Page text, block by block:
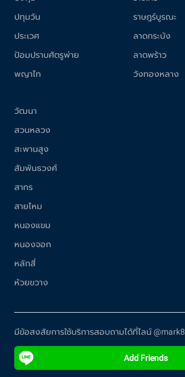
ปทุมวัน
ประเวศ
ป้อมปราบศัตรูพ่าย
พญาไท
ราษฎร์บูรณะ
ลาดกระบัง
ลาดพร้าว
วังทองหลาง
วัฒนา
สวนหลวง
สะพานสูง
สัมพันธวงศ์
สาทร
สายไหม
หนองแขม
หนองจอก
หลักสี่
ห้วยขวาง
มีข้อสงสัยการใช้บริการสอบถามได้ที่ไลน์ @mark8
Add Friends